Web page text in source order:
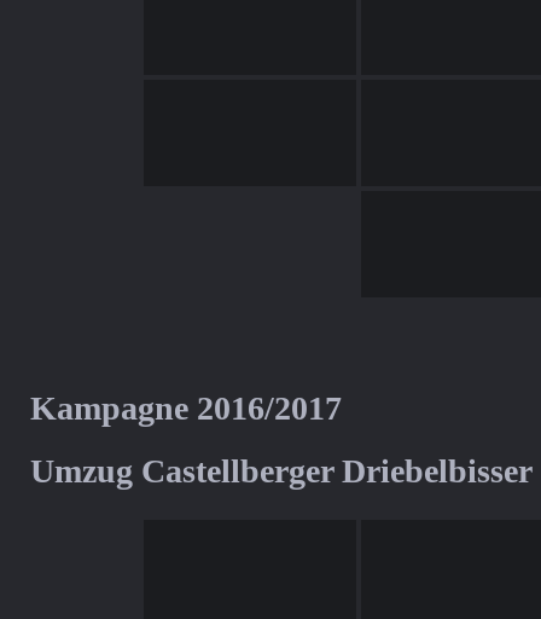
Kampagne 2016/2017
Umzug Castellberger